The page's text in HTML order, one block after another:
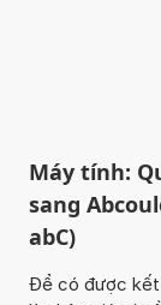
Máy tính:
sang
abC)
Để có được kết